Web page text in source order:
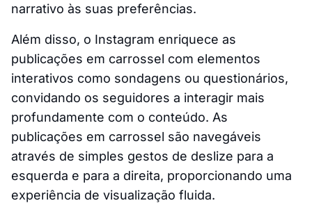
narrativo às suas preferências.
Além disso, o Instagram enriquece as
publicações em carrossel com elementos
interativos como sondagens ou questionários,
convidando os seguidores a interagir mais
profundamente com o conteúdo. As
publicações em carrossel são navegáveis
através de simples gestos de deslize para a
esquerda e para a direita, proporcionando uma
experiência de visualização fluida.